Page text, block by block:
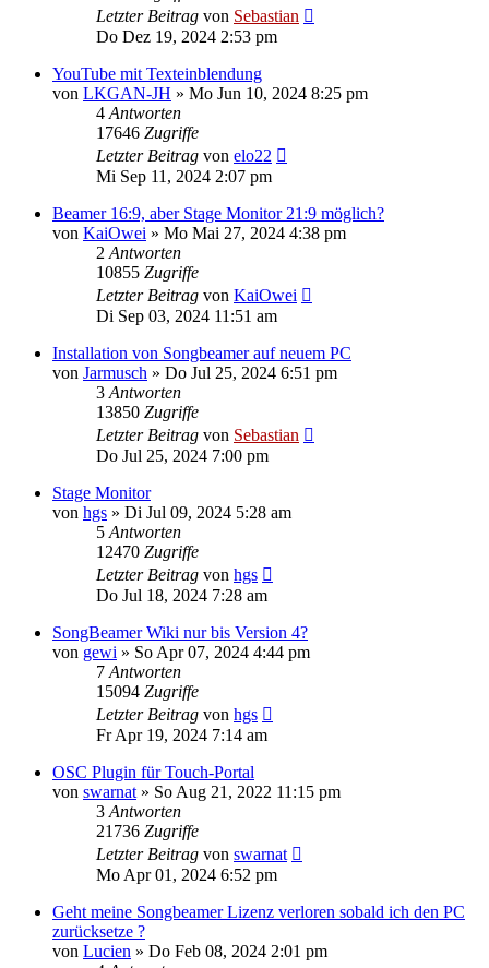
Letzter Beitrag von Sebastian
Do Dez 19, 2024 2:53 pm
YouTube mit Texteinblendung
von LKGAN-JH » Mo Jun 10, 2024 8:25 pm
4 Antworten
17646 Zugriffe
Letzter Beitrag von elo22
Mi Sep 11, 2024 2:07 pm
Beamer 16:9, aber Stage Monitor 21:9 möglich?
von KaiOwei » Mo Mai 27, 2024 4:38 pm
2 Antworten
10855 Zugriffe
Letzter Beitrag von KaiOwei
Di Sep 03, 2024 11:51 am
Installation von Songbeamer auf neuem PC
von Jarmusch » Do Jul 25, 2024 6:51 pm
3 Antworten
13850 Zugriffe
Letzter Beitrag von Sebastian
Do Jul 25, 2024 7:00 pm
Stage Monitor
von hgs » Di Jul 09, 2024 5:28 am
5 Antworten
12470 Zugriffe
Letzter Beitrag von hgs
Do Jul 18, 2024 7:28 am
SongBeamer Wiki nur bis Version 4?
von gewi » So Apr 07, 2024 4:44 pm
7 Antworten
15094 Zugriffe
Letzter Beitrag von hgs
Fr Apr 19, 2024 7:14 am
OSC Plugin für Touch-Portal
von swarnat » So Aug 21, 2022 11:15 pm
3 Antworten
21736 Zugriffe
Letzter Beitrag von swarnat
Mo Apr 01, 2024 6:52 pm
Geht meine Songbeamer Lizenz verloren sobald ich den PC
zurücksetze ?
von Lucien » Do Feb 08, 2024 2:01 pm